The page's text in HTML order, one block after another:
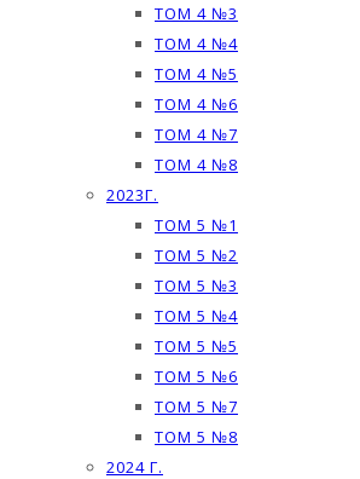
ТОМ 4 №3
ТОМ 4 №4
ТОМ 4 №5
ТОМ 4 №6
ТОМ 4 №7
ТОМ 4 №8
2023Г.
ТОМ 5 №1
ТОМ 5 №2
ТОМ 5 №3
ТОМ 5 №4
ТОМ 5 №5
ТОМ 5 №6
ТОМ 5 №7
ТОМ 5 №8
2024 Г.